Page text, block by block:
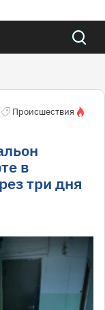
Происшествия
в
три дня